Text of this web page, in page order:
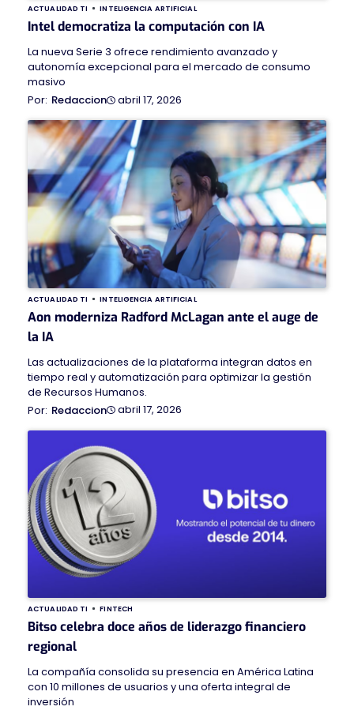
ACTUALIDAD TI INTELIGENCIA ARTIFICIAL
Intel democratiza la computación con IA
La nueva Serie 3 ofrece rendimiento avanzado y
autonomía excepcional para el mercado de consumo
masivo
Redaccion
abril 17, 2026
ACTUALIDAD TI INTELIGENCIA ARTIFICIAL
Aon moderniza Radford McLagan ante el auge de
la IA
Las actualizaciones de la plataforma integran datos en
tiempo real y automatización para optimizar la gestión
de Recursos Humanos.
Redaccion
abril 17, 2026
ACTUALIDAD TI FINTECH
Bitso celebra doce años de liderazgo financiero
regional
La compañía consolida su presencia en América Latina
con 10 millones de usuarios y una oferta integral de
inversión